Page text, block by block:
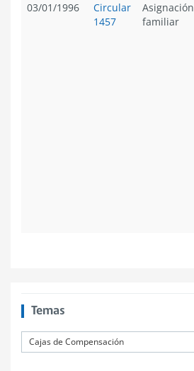
03/01/1996
Circular
1457
Asignación
familiar
Temas
Cajas de Compensación